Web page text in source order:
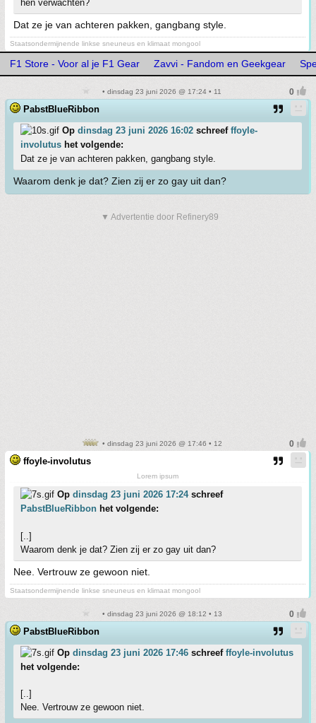
hen verwachten?
Dat ze je van achteren pakken, gangbang style.
Staatsondermijnende linkse sneuneus en klimaat mongool
F1 Store - Voor al je F1 Gear Zavvi - Fandom en Geekgear
• dinsdag 23 juni 2026 @ 17:24 • 11
PabstBlueRibbon
Op dinsdag 23 juni 2026 16:02 schreef ffoyle-
involutus het volgende:
Dat ze je van achteren pakken, gangbang style.
Waarom denk je dat? Zien zij er zo gay uit dan?
▼ Advertentie door Refinery89
• dinsdag 23 juni 2026 @ 17:46 • 12
ffoyle-involutus
Lorem ipsum
Op dinsdag 23 juni 2026 17:24schreef
PabstBlueRibbon het volgende:
[..]
Waarom denk je dat? Zien zij er zo gay uit dan?
Nee. Vertrouw ze gewoon niet.
Staatsondermijnende linkse sneuneus en klimaat mongool
• dinsdag 23 juni 2026 @ 18:12 • 13
PabstBlueRibbon
Op dinsdag 23 juni 2026 17:46 schreef ffoyle-involutus
het volgende:
[..]
Nee. Vertrouw ze gewoon niet.